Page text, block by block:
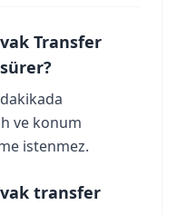
Transfer
ve konum
istenmez.
transfer